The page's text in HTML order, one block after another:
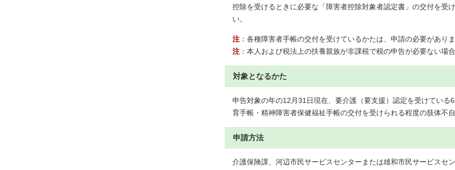
控除を受けるときに必要な「障害者控除対象者認定書」の交付を受
い。
注 ：各種障害者手帳の交付を受けているかたは、申請の必要がありま
注 ：本人および税法上の扶養親族が非課税で税の申告が必要ない場
対象となるかた
申告対象の年の12月31日現在、要介護（要支援）認定を受けている
育手帳・精神障害者保健福祉手帳の交付を受けられる程度の肢体不
申請方法
介護保険課、河辺市民サービスセンターまたは雄和市民サービスセ